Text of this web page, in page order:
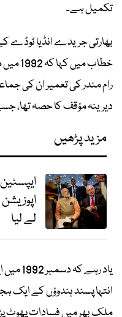
تکمیل ہے۔
بھارتی جریدے انڈیا ٹوڈے
خطاب
رام مندر کی تعمیر ان کی
دیرینہ مؤقف کا حصہ تھا،
مزید پڑھیں
ایپسٹین
لے لیا
یاد
انتہا پسند ہندوؤں کے ایک
ملک بھر میں فسادات پھوٹ